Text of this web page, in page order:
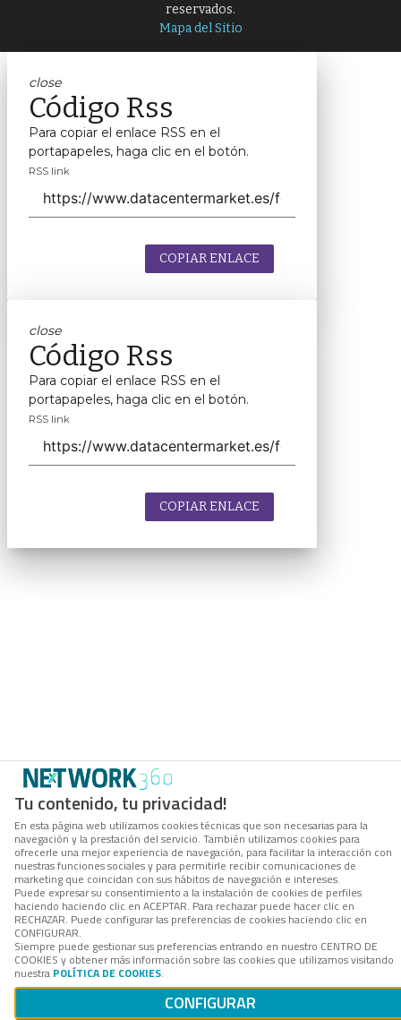
Tu contenido, tu privacidad!
En esta página web utilizamos cookies técnicas que son necesarias para la
navegación y la prestación del servicio. También utilizamos cookies para
ofrecerle una mejor experiencia de navegación, para facilitar la interacción con
nuestras funciones sociales y para permitirle recibir comunicaciones de
marketing que coincidan con sus hábitos de navegación e intereses.
Puede expresar su consentimiento a la instalación de cookies de perfiles
haciendo haciendo clic en ACEPTAR. Para rechazar puede hacer clic en
RECHAZAR. Puede configurar las preferencias de cookies haciendo clic en
CONFIGURAR.
Siempre puede gestionar sus preferencias entrando en nuestro CENTRO DE
COOKIES y obtener más información sobre las cookies que utilizamos visitando
nuestra POLÍTICA DE COOKIES.
CONFIGURAR
reservados.
Mapa del Sitio
close
Código Rss
Para copiar el enlace RSS en el
portapapeles, haga clic en el botón.
RSS link
COPIAR ENLACE
close
Código Rss
Para copiar el enlace RSS en el
portapapeles, haga clic en el botón.
RSS link
COPIAR ENLACE